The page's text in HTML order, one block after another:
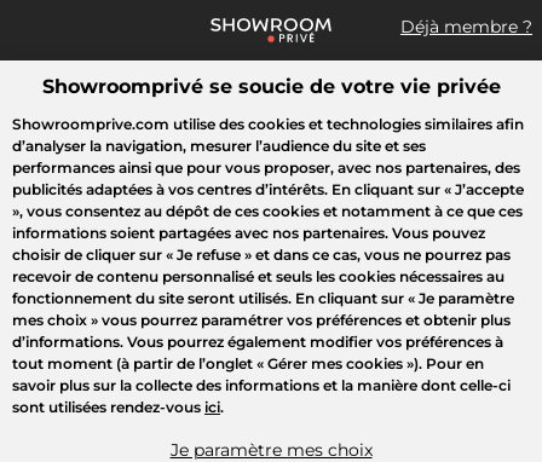
Déjà membre ?
Que recherchez-vous ?
Toutes les ventes Mode Sport Voyages Enfant
Showroomprivé se soucie de votre vie privée
Showroomprive.com utilise des cookies et technologies similaires afin
d’analyser la navigation, mesurer l’audience du site et ses
performances ainsi que pour vous proposer, avec nos partenaires, des
publicités adaptées à vos centres d’intérêts. En cliquant sur « J’accepte
», vous consentez au dépôt de ces cookies et notamment à ce que ces
informations soient partagées avec nos partenaires. Vous pouvez
choisir de cliquer sur « Je refuse » et dans ce cas, vous ne pourrez pas
recevoir de contenu personnalisé et seuls les cookies nécessaires au
fonctionnement du site seront utilisés. En cliquant sur « Je paramètre
mes choix » vous pourrez paramétrer vos préférences et obtenir plus
d’informations. Vous pourrez également modifier vos préférences à
tout moment (à partir de l’onglet « Gérer mes cookies »). Pour en
savoir plus sur la collecte des informations et la manière dont celle-ci
sont utilisées rendez-vous ici.
Je paramètre mes choix